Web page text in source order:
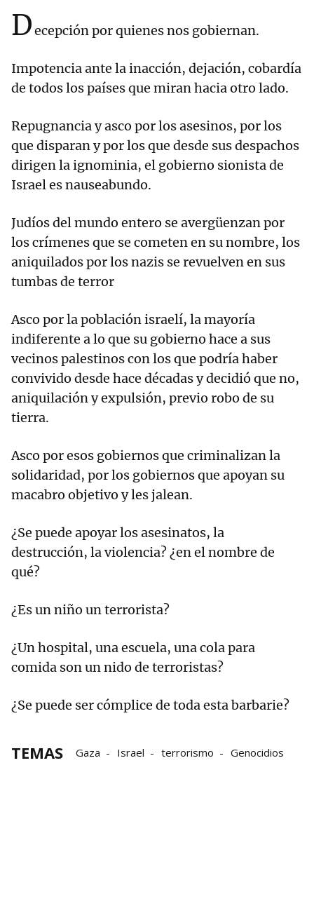
Decepción por quienes nos gobiernan.
Impotencia ante la inacción, dejación, cobardía
de todos los países que miran hacia otro lado.
Repugnancia y asco por los asesinos, por los
que disparan y por los que desde sus despachos
dirigen la ignominia, el gobierno sionista de
Israel es nauseabundo.
Judíos del mundo entero se avergüenzan por
los crímenes que se cometen en su nombre, los
aniquilados por los nazis se revuelven en sus
tumbas de terror
Asco por la población israelí, la mayoría
indiferente a lo que su gobierno hace a sus
vecinos palestinos con los que podría haber
convivido desde hace décadas y decidió que no,
aniquilación y expulsión, previo robo de su
tierra.
Asco por esos gobiernos que criminalizan la
solidaridad, por los gobiernos que apoyan su
macabro objetivo y les jalean.
¿Se puede apoyar los asesinatos, la
destrucción, la violencia? ¿en el nombre de
qué?
¿Es un niño un terrorista?
¿Un hospital, una escuela, una cola para
comida son un nido de terroristas?
¿Se puede ser cómplice de toda esta barbarie?
TEMAS Gaza Israel terrorismo Genocidios